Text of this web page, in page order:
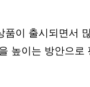
이 출시되면서
높이는 방안으로